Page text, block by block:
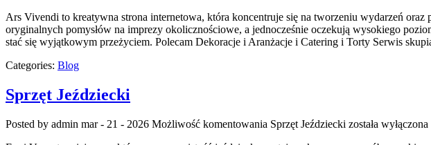
Ars Vivendi to kreatywna strona internetowa, która koncentruje się na tworzeniu wydarzeń
oryginalnych pomysłów na imprezy okolicznościowe, a jednocześnie oczekują wysokiego
stać się wyjątkowym przeżyciem. Polecam Dekoracje i Aranżacje i Catering i Torty Serwis
Categories: Blog
Sprzęt Jeździecki
Posted by admin mar - 21 - 2026 Możliwość komentowania Sprzęt Jeździecki została wyłączona